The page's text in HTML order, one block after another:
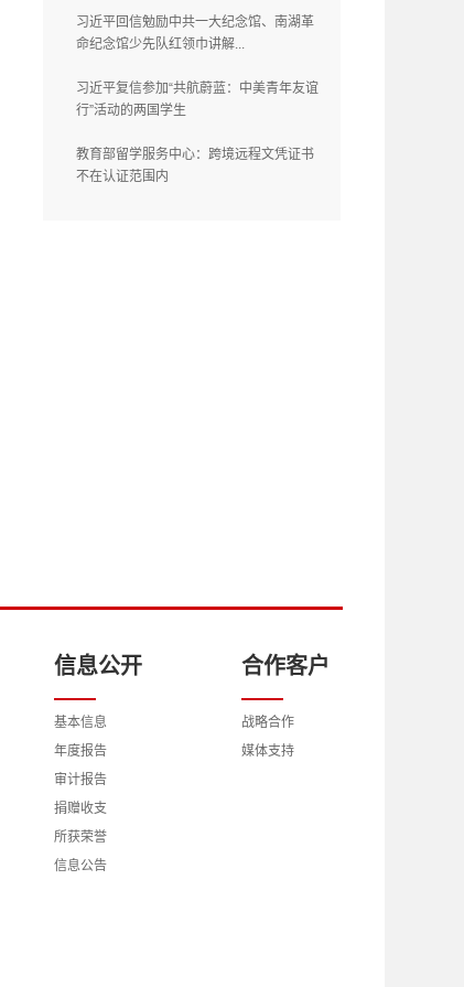
习近平回信勉励中共一大纪念馆、南湖革
命纪念馆少先队红领巾讲解...
习近平复信参加“共航蔚蓝：中美青年友谊
行”活动的两国学生
教育部留学服务中心：跨境远程文凭证书
不在认证范围内
信息公开
基本信息
年度报告
审计报告
捐赠收支
所获荣誉
信息公告
合作客户
战略合作
媒体支持